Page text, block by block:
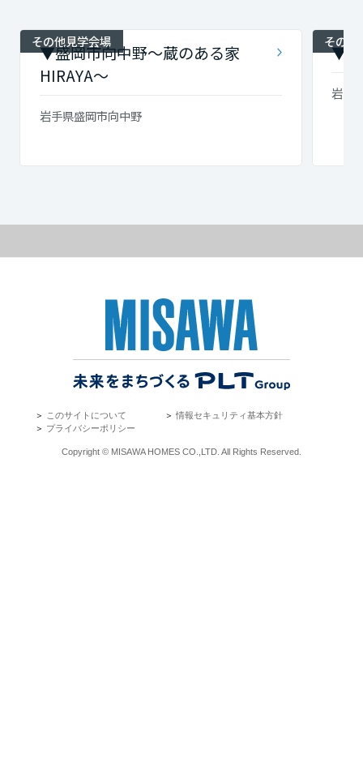
その他見学会場
▼盛岡市向中野～蔵のある家
HIRAYA～
岩手県盛岡市向中野
その他
▼メ
岩手
＞ このサイトについて ＞情報セキュリティ基本方針
＞ プライバシーポリシー
Copyright © MISAWA HOMES CO.,LTD. All Rights Reserved.